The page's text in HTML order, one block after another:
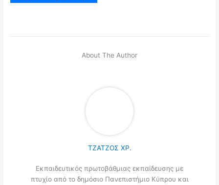
About The Author
ΤΖΑΤΖΟΣ ΧΡ.
Εκπαιδευτικός πρωτοβάθμιας εκπαίδευσης με
πτυχίο από το δημόσιο Πανεπιστήμιο Κύπρου και